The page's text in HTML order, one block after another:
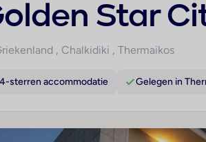
Star
, Chalkidiki , Thermaikos
4-sterren accommodatie Gelegen in